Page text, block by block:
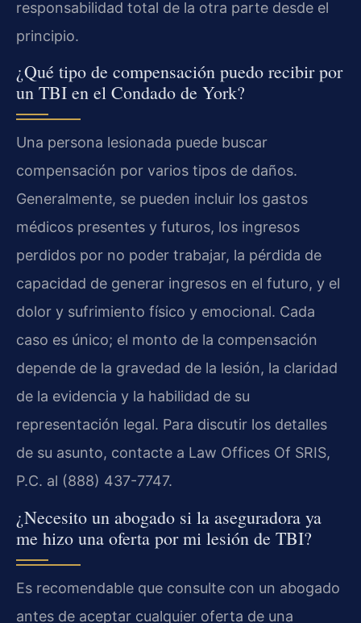
responsabilidad total de la otra parte desde el
principio.
¿Qué tipo de compensación puedo recibir por
un TBI en el Condado de York?
Una persona lesionada puede buscar
compensación por varios tipos de daños.
Generalmente, se pueden incluir los gastos
médicos presentes y futuros, los ingresos
perdidos por no poder trabajar, la pérdida de
capacidad de generar ingresos en el futuro, y el
dolor y sufrimiento físico y emocional. Cada
caso es único; el monto de la compensación
depende de la gravedad de la lesión, la claridad
de la evidencia y la habilidad de su
representación legal. Para discutir los detalles
de su asunto, contacte a Law Offices Of SRIS,
P.C. al (888) 437-7747.
¿Necesito un abogado si la aseguradora ya
me hizo una oferta por mi lesión de TBI?
Es recomendable que consulte con un abogado
antes de aceptar cualquier oferta de una